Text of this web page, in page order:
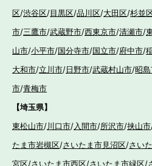
区/渋谷区/目黒区/品川区/大田区/杉並
市/三鷹市/武蔵野市/西東京市/清瀬市/
山市/小平市/国分寺市/国立市/府中市/
大和市/立川市/日野市/武蔵村山市/昭
市/青梅市
【埼玉県】
東松山市/川口市/入間市/所沢市/挟山市
たま市岩槻区/さいたま市見沼区/さい
宮区/さいたま市西区/さいたま市緑区/